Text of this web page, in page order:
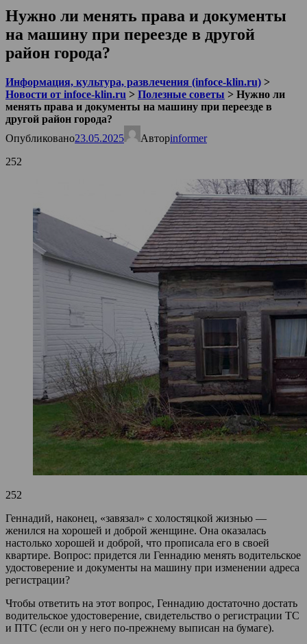
Нужно ли менять права и документы
на машину при переезде в другой
район города?
Информация, культура, развлечения (infoce-klin.ru) >
Новости от infoce-klin.ru > Полезные советы > Нужно ли
менять права и документы на машину при переезде в
другой район города?
Опубликовано23.05.2025 Авторinformer
252
252
Геннадий, наконец, «завязал» с холостяцкой жизнью —
женился на хорошей и доброй женщине. Она оказалась
настолько хорошей и доброй, что прописала его в своей
квартире. Вопрос: придется ли Геннадию менять водительское
удостоверение и документы на машину при изменении адреса
регистрации?
Чтобы ответить на этот вопрос, Геннадию достаточно достать
водительское удостоверение, свидетельство о регистрации ТС
и ПТС (если он у него по-прежнему выписан на бумаге).